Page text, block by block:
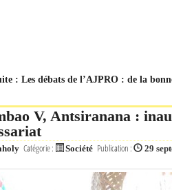
: Les débats de l’AJPRO : de la
V, Antsiranana :
Catégorie : Société Publication : 29